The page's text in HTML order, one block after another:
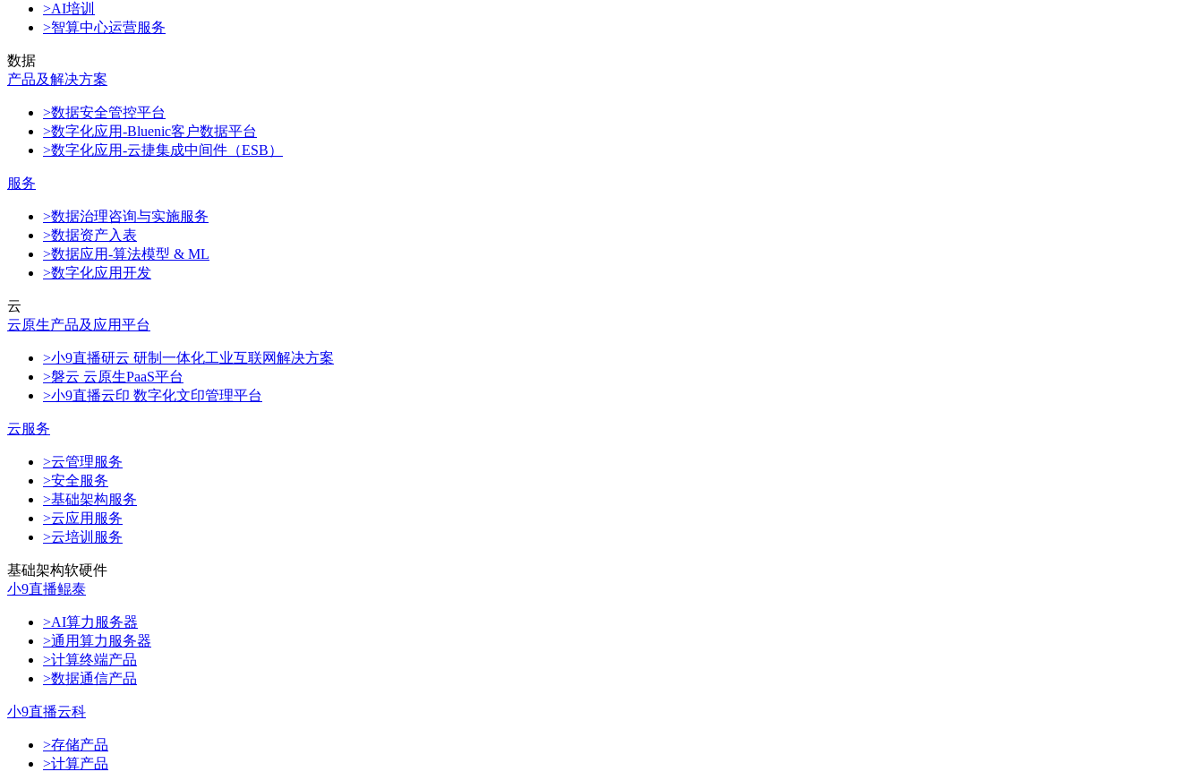
>AI培训
>智算中心运营服务
数据
产品及解决方案
>数据安全管控平台
>数字化应用-Bluenic客户数据平台
>数字化应用-云捷集成中间件（ESB）
服务
>数据治理咨询与实施服务
>数据资产入表
>数据应用-算法模型 & ML
>数字化应用开发
云
云原生产品及应用平台
>小9直播研云 研制一体化工业互联网解决方案
>磐云 云原生PaaS平台
>小9直播云印 数字化文印管理平台
云服务
>云管理服务
>安全服务
>基础架构服务
>云应用服务
>云培训服务
基础架构软硬件
小9直播鲲泰
>AI算力服务器
>通用算力服务器
>计算终端产品
>数据通信产品
小9直播云科
>存储产品
>计算产品